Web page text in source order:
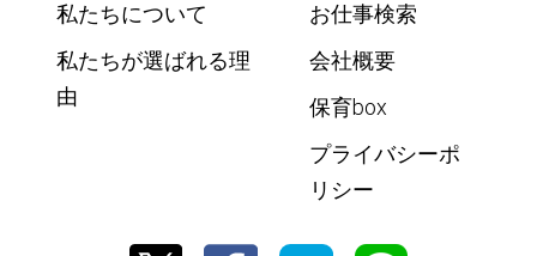
私たちについて
私たちが選ばれる理
由
お仕事検索
会社概要
保育box
プライバシーポ
リシー